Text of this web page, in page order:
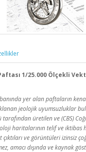
1/25.000 Ölçekli
yer alan paftaların
jeolojik uyumsuzluklar
üretilen ve (CBS)
haritalarının telif ve iktibas
ve görüntüleri izinsiz
amacı dışında ve kaynak